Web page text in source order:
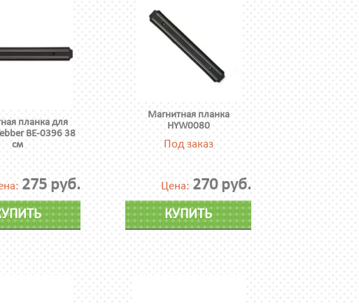
планка для
BE-0396 38
см
275 руб.
Магнитная планка
HYW0080
Под заказ
Цена: 270 руб.
КУПИТЬ